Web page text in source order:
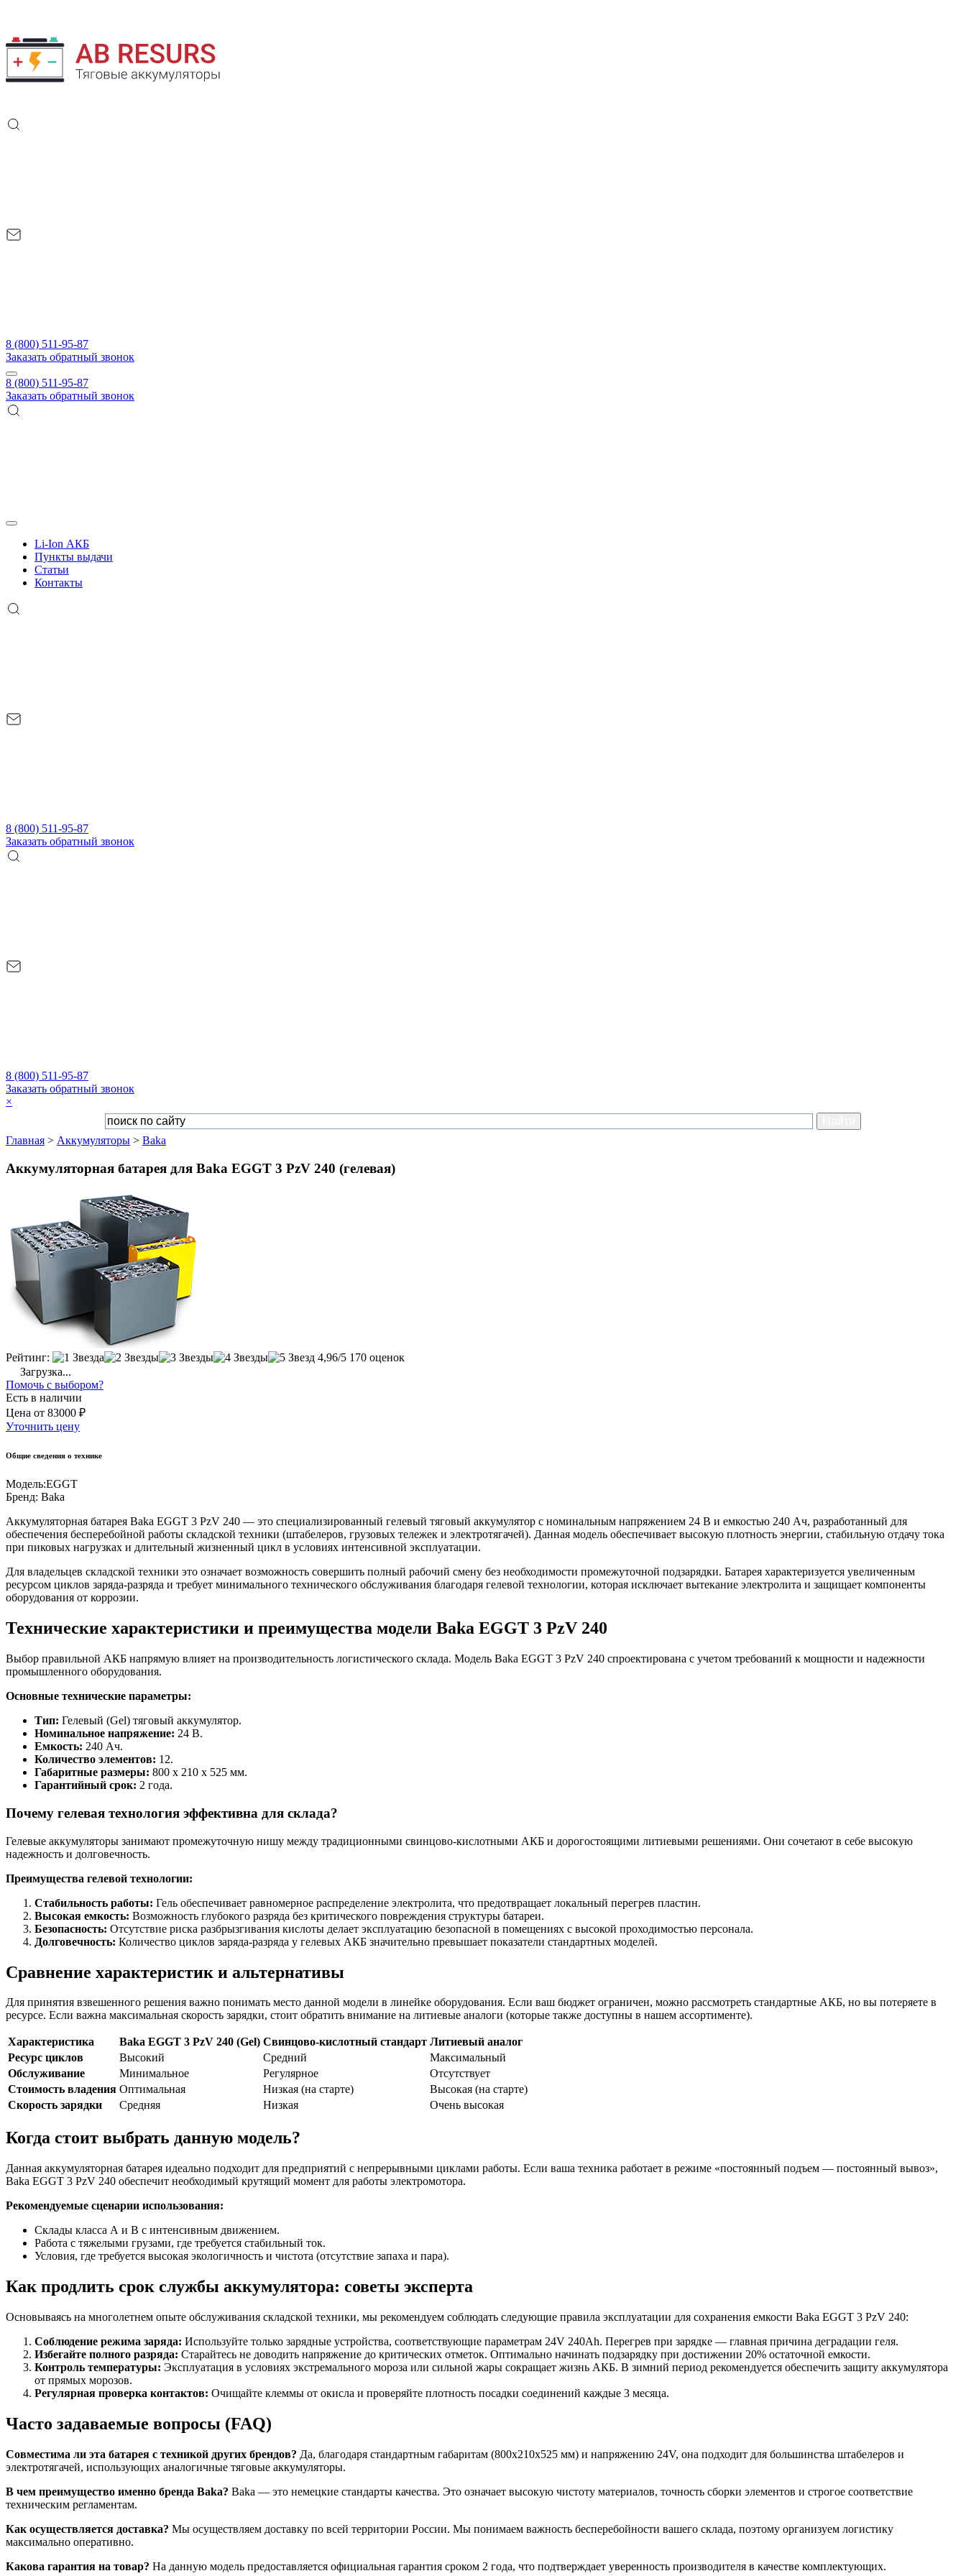
8 (800) 511-95-87
Заказать обратный звонок
8 (800) 511-95-87
Заказать обратный звонок
Li-Ion АКБ
Пункты выдачи
Статьи
Контакты
8 (800) 511-95-87
Заказать обратный звонок
8 (800) 511-95-87
Заказать обратный звонок
×
Главная > Аккумуляторы > Baka
Аккумуляторная батарея для Baka EGGT 3 PzV 240 (гелевая)
Рейтинг: 4,96/5 170 оценок
Загрузка...
Помочь с выбором?
Есть в наличии
Цена от 83000 ₽
Уточнить цену
Общие сведения о технике
Модель:EGGT
Бренд: Baka
Аккумуляторная батарея Baka EGGT 3 PzV 240 — это специализированный гелевый тяговый аккумулятор с номинальным напряжением 24 В и емкостью 240 Ач, разработанный для
обеспечения бесперебойной работы складской техники (штабелеров, грузовых тележек и электротягачей). Данная модель обеспечивает высокую плотность энергии, стабильную отдачу тока
при пиковых нагрузках и длительный жизненный цикл в условиях интенсивной эксплуатации.
Для владельцев складской техники это означает возможность совершить полный рабочий смену без необходимости промежуточной подзарядки. Батарея характеризуется увеличенным
ресурсом циклов заряда-разряда и требует минимального технического обслуживания благодаря гелевой технологии, которая исключает вытекание электролита и защищает компоненты
оборудования от коррозии.
Технические характеристики и преимущества модели Baka EGGT 3 PzV 240
Выбор правильной АКБ напрямую влияет на производительность логистического склада. Модель Baka EGGT 3 PzV 240 спроектирована с учетом требований к мощности и надежности
промышленного оборудования.
Основные технические параметры:
Тип: Гелевый (Gel) тяговый аккумулятор.
Номинальное напряжение: 24 В.
Емкость: 240 Ач.
Количество элементов: 12.
Габаритные размеры: 800 x 210 x 525 мм.
Гарантийный срок: 2 года.
Почему гелевая технология эффективна для склада?
Гелевые аккумуляторы занимают промежуточную нишу между традиционными свинцово-кислотными АКБ и дорогостоящими литиевыми решениями. Они сочетают в себе высокую
надежность и долговечность.
Преимущества гелевой технологии:
Стабильность работы: Гель обеспечивает равномерное распределение электролита, что предотвращает локальный перегрев пластин.
Высокая емкость: Возможность глубокого разряда без критического повреждения структуры батареи.
Безопасность: Отсутствие риска разбрызгивания кислоты делает эксплуатацию безопасной в помещениях с высокой проходимостью персонала.
Долговечность: Количество циклов заряда-разряда у гелевых АКБ значительно превышает показатели стандартных моделей.
Сравнение характеристик и альтернативы
Для принятия взвешенного решения важно понимать место данной модели в линейке оборудования. Если ваш бюджет ограничен, можно рассмотреть стандартные АКБ, но вы потеряете в
ресурсе. Если важна максимальная скорость зарядки, стоит обратить внимание на литиевые аналоги (которые также доступны в нашем ассортименте).
Характеристика Baka EGGT 3 PzV 240 (Gel) Свинцово-кислотный стандарт Литиевый аналог
Ресурс циклов
Высокий Средний
Максимальный
Обслуживание
Минимальное Регулярное
Отсутствует
Стоимость владения Оптимальная Низкая (на старте)
Высокая (на старте)
Скорость зарядки
Средняя Низкая Очень высокая
Когда стоит выбрать данную модель?
Данная аккумуляторная батарея идеально подходит для предприятий с непрерывными циклами работы. Если ваша техника работает в режиме «постоянный подъем — постоянный вывоз»,
Baka EGGT 3 PzV 240 обеспечит необходимый крутящий момент для работы электромотора.
Рекомендуемые сценарии использования:
Склады класса А и B с интенсивным движением.
Работа с тяжелыми грузами, где требуется стабильный ток.
Условия, где требуется высокая экологичность и чистота (отсутствие запаха и пара).
Как продлить срок службы аккумулятора: советы эксперта
Основываясь на многолетнем опыте обслуживания складской техники, мы рекомендуем соблюдать следующие правила эксплуатации для сохранения емкости Baka EGGT 3 PzV 240:
Соблюдение режима заряда: Используйте только зарядные устройства, соответствующие параметрам 24V 240Ah. Перегрев при зарядке — главная причина деградации геля.
Избегайте полного разряда: Старайтесь не доводить напряжение до критических отметок. Оптимально начинать подзарядку при достижении 20% остаточной емкости.
Контроль температуры: Эксплуатация в условиях экстремального мороза или сильной жары сокращает жизнь АКБ. В зимний период рекомендуется обеспечить защиту аккумулятора
от прямых морозов.
Регулярная проверка контактов: Очищайте клеммы от окисла и проверяйте плотность посадки соединений каждые 3 месяца.
Часто задаваемые вопросы (FAQ)
Совместима ли эта батарея с техникой других брендов? Да, благодаря стандартным габаритам (800x210x525 мм) и напряжению 24V, она подходит для большинства штабелеров и
электротягачей, использующих аналогичные тяговые аккумуляторы.
В чем преимущество именно бренда Baka? Baka — это немецкие стандарты качества. Это означает высокую чистоту материалов, точность сборки элементов и строгое соответствие
техническим регламентам.
Как осуществляется доставка? Мы осуществляем доставку по всей территории России. Мы понимаем важность бесперебойности вашего склада, поэтому организуем логистику
максимально оперативно.
Какова гарантия на товар? На данную модель предоставляется официальная гарантия сроком 2 года, что подтверждает уверенность производителя в качестве комплектующих.